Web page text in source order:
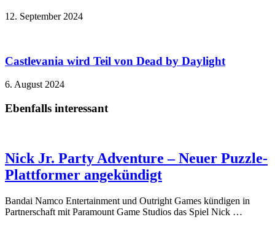
12. September 2024
Castlevania wird Teil von Dead by Daylight
6. August 2024
Ebenfalls interessant
Nick Jr. Party Adventure – Neuer Puzzle-
Plattformer angekündigt
Bandai Namco Entertainment und Outright Games kündigen in
Partnerschaft mit Paramount Game Studios das Spiel Nick …